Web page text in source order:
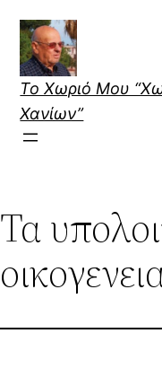
content
Το Χωριό Μου
Χανίων”
Τα